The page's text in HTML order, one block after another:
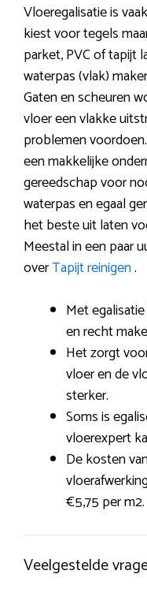
Vloeregalisatie is
kiest voor tegels
parket, PVC of tapijt
waterpas (vlak)
Gaten en scheuren
vloer een vlakke
problemen
een makkelijke
gereedschap voor
waterpas en egaal
het beste uit laten
Meestal in een paar
overTapijt reinigen.
Met
en recht
Het zorgt
vloer en de
sterker.
Soms is
vloerexpert
De kosten
€5,75 per m2.
Veelgestelde